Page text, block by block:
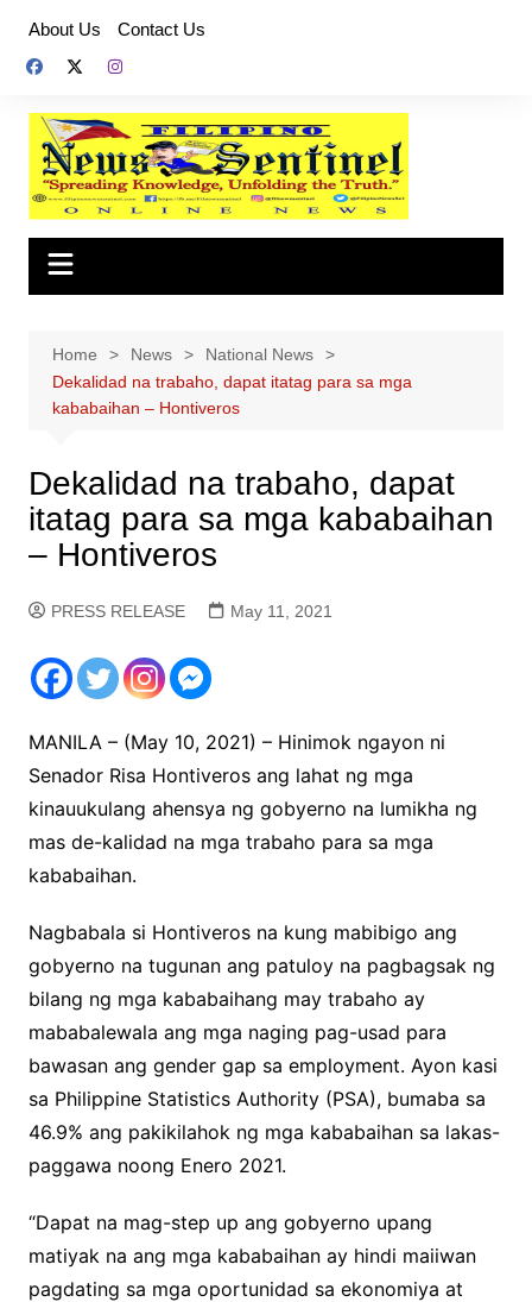
content
About Us Contact Us
Home News
National News
Dekalidad na trabaho, dapat itatag para sa mga
kababaihan – Hontiveros
Dekalidad na trabaho, dapat
itatag para sa mga kababaihan
– Hontiveros
PRESS RELEASE May 11, 2021
MANILA – (May 10, 2021) – Hinimok ngayon ni
Senador Risa Hontiveros ang lahat ng mga
kinauukulang ahensya ng gobyerno na lumikha ng
mas de-kalidad na mga trabaho para sa mga
kababaihan.
Nagbabala si Hontiveros na kung mabibigo ang
gobyerno na tugunan ang patuloy na pagbagsak ng
bilang ng mga kababaihang may trabaho ay
mababalewala ang mga naging pag-usad para
bawasan ang gender gap sa employment. Ayon kasi
sa Philippine Statistics Authority (PSA), bumaba sa
46.9% ang pakikilahok ng mga kababaihan sa lakas-
paggawa noong Enero 2021.
“Dapat na mag-step up ang gobyerno upang
matiyak na ang mga kababaihan ay hindi maiiwan
pagdating sa mga oportunidad sa ekonomiya at